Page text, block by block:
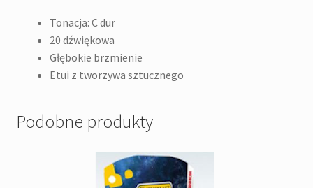
Tonacja: C dur
20 dźwiękowa
Głębokie brzmienie
Etui z tworzywa sztucznego
Podobne produkty